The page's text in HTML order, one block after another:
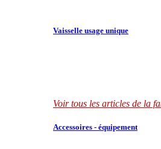
Vaisselle usage unique
Voir tous les articles de la
Accessoires - équipement